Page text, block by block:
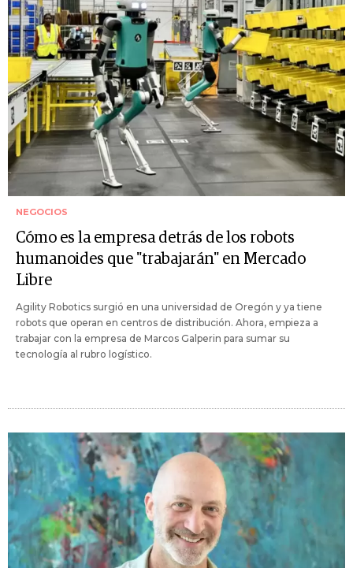
NEGOCIOS
Cómo es la empresa detrás de los robots
humanoides que "trabajarán" en Mercado
Libre
Agility Robotics surgió en una universidad de Oregón y ya tiene
robots que operan en centros de distribución. Ahora, empieza a
trabajar con la empresa de Marcos Galperin para sumar su
tecnología al rubro logístico.